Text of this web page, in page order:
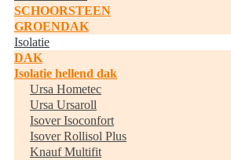
SCHOORSTEEN
GROENDAK
Isolatie
DAK
Isolatie hellend dak
Ursa Hometec
Ursa Ursaroll
Isover Isoconfort
Isover Rollisol Plus
Knauf Multifit